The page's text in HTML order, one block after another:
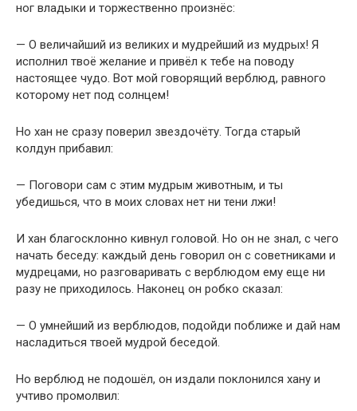
ног владыки и торжественно произнёс:
— О величайший из великих и мудрейший из мудрых! Я
исполнил твоё желание и привёл к тебе на поводу
настоящее чудо. Вот мой говорящий верблюд, равного
которому нет под солнцем!
Но хан не сразу поверил звездочёту. Тогда старый
колдун прибавил:
— Поговори сам с этим мудрым животным, и ты
убедишься, что в моих словах нет ни тени лжи!
И хан благосклонно кивнул головой. Но он не знал, с чего
начать беседу: каждый день говорил он с советниками и
мудрецами, но разговаривать с верблюдом ему еще ни
разу не приходилось. Наконец он робко сказал:
— О умнейший из верблюдов, подойди поближе и дай нам
насладиться твоей мудрой беседой.
Но верблюд не подошёл, он издали поклонился хану и
учтиво промолвил: